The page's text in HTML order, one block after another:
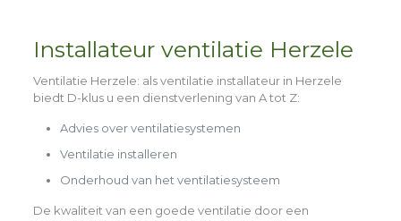
Installateur ventilatie Herzele
Ventilatie Herzele: als ventilatie installateur in Herzele
biedt D-klus u een dienstverlening van A tot Z:
Advies over ventilatiesystemen
Ventilatie installeren
Onderhoud van het ventilatiesysteem
De kwaliteit van een goede ventilatie door een